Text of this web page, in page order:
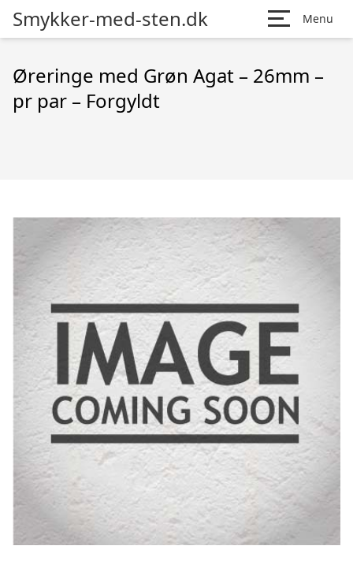
Smykker-med-sten.dk Menu
Øreringe med Grøn Agat – 26mm –
pr par – Forgyldt